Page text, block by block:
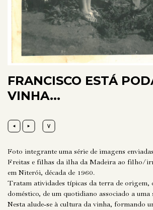
FRANCISCO ESTÁ
VINHA...
Foto integrante uma série de imagens
Freitas e filhas da ilha da Madeira ao filho/
em Niterói, década de 1960.
Tratam atividades típicas da terra de origem,
doméstico, de um quotidiano associado a
Nesta alude-se à cultura da vinha, formando